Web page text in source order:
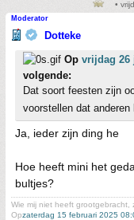
•
Moderator
Dotteke
Op vrijdag 26
volgende:
Dat soort feesten zijn
voorstellen dat
Ja, ieder zijn ding he
Hoe heeft mini het
bultjes?
Wie mij niet heeft grootgebracht,
Opzaterdag 15 februari 2025